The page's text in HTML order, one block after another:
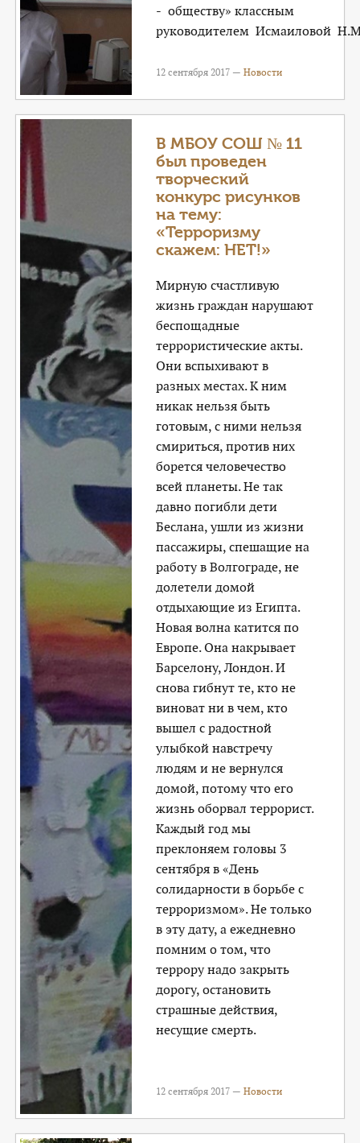
- обществу» классным
руководителем Исмаиловой
12 сентября 2017 —Новости
В МБОУ СОШ № 11
был проведен
творческий
конкурс рисунков
на тему:
«Терроризму
скажем: НЕТ!»
Мирную счастливую
жизнь граждан нарушают
беспощадные
террористические акты.
Они вспыхивают в
разных местах. К ним
никак нельзя быть
готовым, с ними нельзя
смириться, против них
борется человечество
всей планеты. Не так
давно погибли дети
Беслана, ушли из жизни
пассажиры, спешащие на
работу в Волгограде, не
долетели домой
отдыхающие из Египта.
Новая волна катится по
Европе. Она накрывает
Барселону, Лондон. И
снова гибнут те, кто не
виноват ни в чем, кто
вышел с радостной
улыбкой навстречу
людям и не вернулся
домой, потому что его
жизнь оборвал террорист.
Каждый год мы
преклоняем головы 3
сентября в «День
солидарности в борьбе с
терроризмом». Не только
в эту дату, а ежедневно
помним о том, что
террору надо закрыть
дорогу, остановить
страшные действия,
несущие смерть.
12 сентября 2017 —Новости